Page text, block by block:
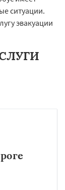
ситуации.
эвакуации